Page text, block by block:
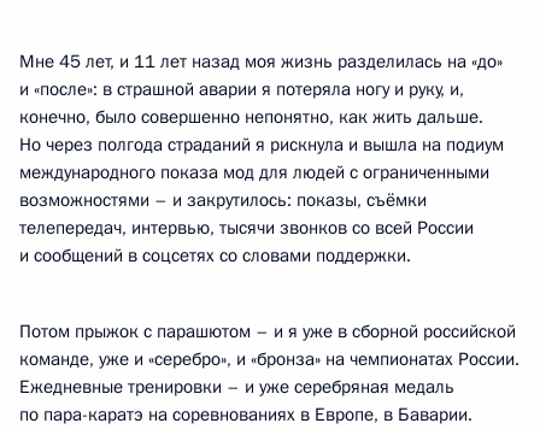
Мне 45 лет, и 11 лет назад моя жизнь разделилась на «до»
и «после»: в страшной аварии я потеряла ногу и руку, и,
конечно, было совершенно непонятно, как жить дальше.
Но через полгода страданий я рискнула и вышла на подиум
международного показа мод для людей с ограниченными
возможностями – и закрутилось: показы, съёмки
телепередач, интервью, тысячи звонков со всей России
и сообщений в соцсетях со словами поддержки.
Потом прыжок с парашютом – и я уже в сборной российской
команде, уже и «серебро», и «бронза» на чемпионатах России.
Ежедневные тренировки – и уже серебряная медаль
по пара-каратэ на соревнованиях в Европе, в Баварии.